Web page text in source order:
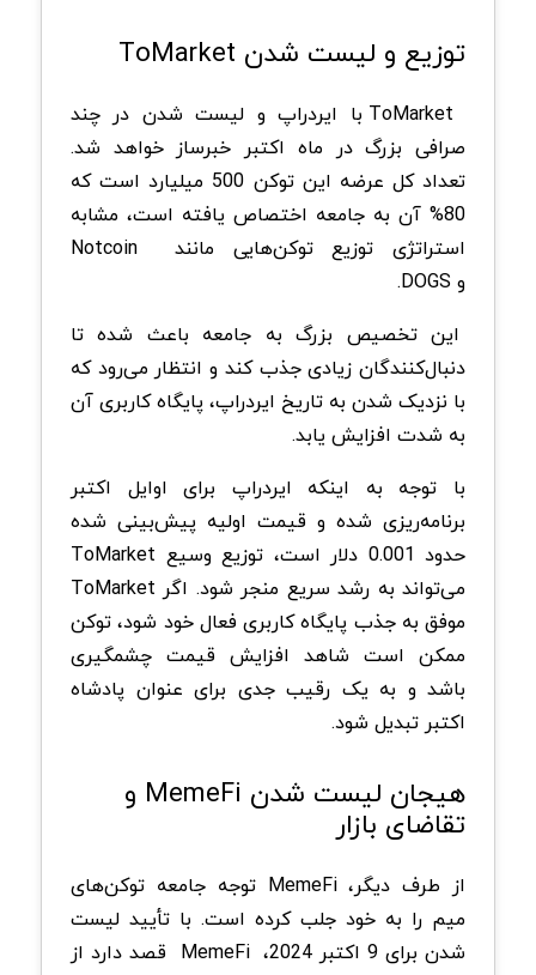
توزیع و لیست شدن ToMarket
ToMarket با ایردراپ و لیست شدن در چند
صرافی بزرگ در ماه اکتبر خبرساز خواهد شد.
تعداد کل عرضه این توکن 500 میلیارد است که
80% آن به جامعه اختصاص یافته است، مشابه
استراتژی توزیع توکن‌هایی مانند Notcoin
و DOGS.
این تخصیص بزرگ به جامعه باعث شده تا
دنبال‌کنندگان زیادی جذب کند و انتظار می‌رود که
با نزدیک شدن به تاریخ ایردراپ، پایگاه کاربری آن
به شدت افزایش یابد.
با توجه به اینکه ایردراپ برای اوایل اکتبر
برنامه‌ریزی شده و قیمت اولیه پیش‌بینی ‌شده
حدود 0.001 دلار است، توزیع وسیع ToMarket
می‌تواند به رشد سریع منجر شود. اگر ToMarket
موفق به جذب پایگاه کاربری فعال خود شود، توکن
ممکن است شاهد افزایش قیمت چشمگیری
باشد و به یک رقیب جدی برای عنوان پادشاه
اکتبر تبدیل شود.
هیجان لیست شدن MemeFi و
تقاضای بازار
از طرف دیگر، MemeFi توجه جامعه توکن‌های
میم را به خود جلب کرده است. با تأیید لیست
شدن برای 9 اکتبر 2024، MemeFi قصد دارد از